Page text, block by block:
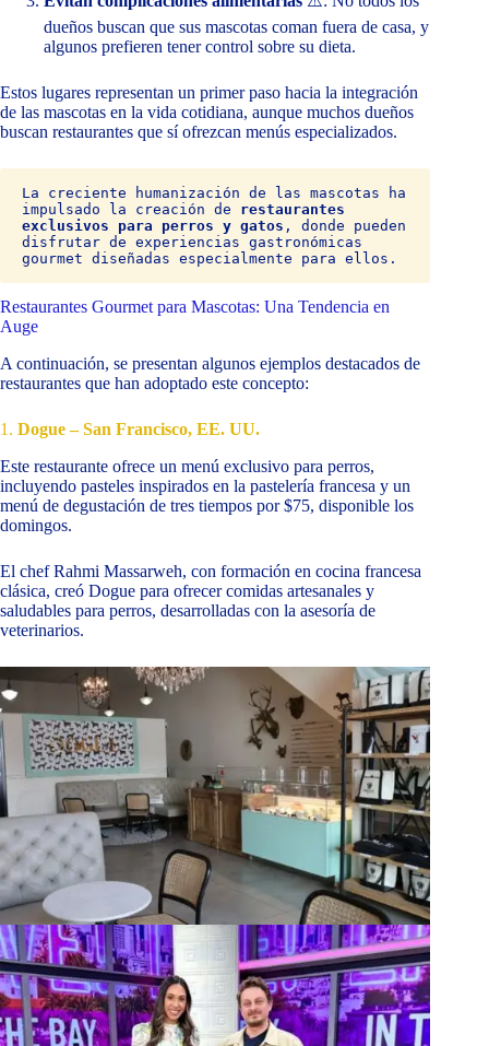
dueños buscan que sus mascotas coman fuera de casa, y
algunos prefieren tener control sobre su dieta.
Estos lugares representan un primer paso hacia la integración
de las mascotas en la vida cotidiana, aunque muchos dueños
buscan restaurantes que sí ofrezcan menús especializados.
La creciente humanización de las mascotas ha
impulsado la creación de restaurantes
exclusivos para perros y gatos , donde pueden
disfrutar de experiencias gastronómicas
gourmet diseñadas especialmente para ellos.
Restaurantes Gourmet para Mascotas: Una Tendencia en
Auge
A continuación, se presentan algunos ejemplos destacados de
restaurantes que han adoptado este concepto:
1. Dogue – San Francisco, EE. UU.
Este restaurante ofrece un menú exclusivo para perros,
incluyendo pasteles inspirados en la pastelería francesa y un
menú de degustación de tres tiempos por $75, disponible los
domingos.
El chef Rahmi Massarweh, con formación en cocina francesa
clásica, creó Dogue para ofrecer comidas artesanales y
saludables para perros, desarrolladas con la asesoría de
veterinarios.